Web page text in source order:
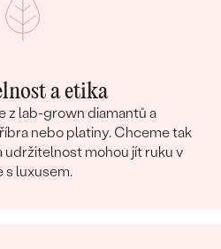
a etika
z lab-grown diamantů a
nebo platiny. Chceme tak
udržitelnost mohou jít ruku v
s luxusem.